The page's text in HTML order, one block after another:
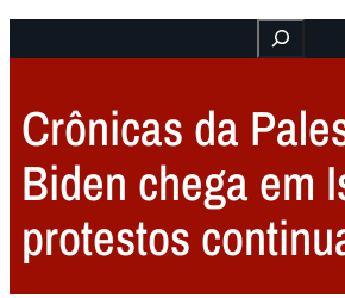
Buscar
Crônicas da
Biden chega em
protestos